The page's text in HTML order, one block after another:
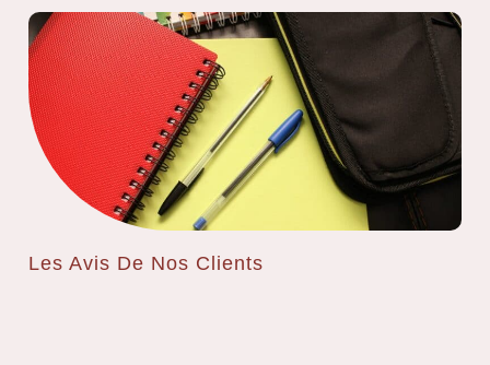
Les Avis De Nos Clients